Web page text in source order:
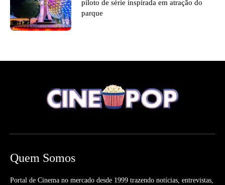
piloto de série inspirada em atração do
parque
Quem Somos
Portal de Cinema no mercado desde 1999 trazendo notícias, entrevistas,